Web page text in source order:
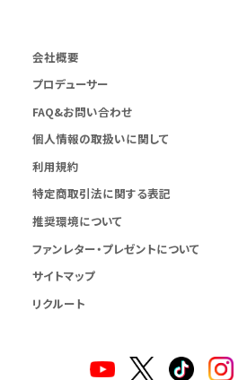
会社概要
プロデューサー
FAQ&お問い合わせ
個人情報の取扱いに関して
利用規約
特定商取引法に関する表記
推奨環境について
ファンレター・プレゼントについて
サイトマップ
リクルート